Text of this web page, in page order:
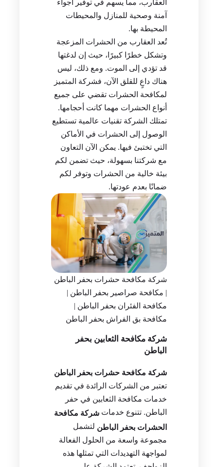
العقارب، مما يسهم في توفير أجواء
آمنة وصحية للمنازل والمحيطات
المحيطة بها.
تُعد العقارب من الحشرات المزعجة
وتشكل خطرًا كبيرًا، حيث إن لدغتها
قد تؤدي إلى الموت. ومع ذلك، ليس
هناك داعٍ للقلق الآن، فشركة المتميز
لمكافحة الحشرات تقضي على جميع
أنواع الحشرات مهما كانت أحجامها.
تمتلك الشركة تقنيات عالمية تستطيع
الوصول إلى الحشرات في الأماكن
التي تختبئ فيها. يمكن الآن التعاون
مع شركتنا بسهولة، حيث تضمن لكم
بيئة خالية من الحشرات وتوفر لكم
ضمانًا بعدم عودتها.
شركة مكافحة حشرات بحفر الباطن
| مكافحة صراصير بحفر الباطن |
مكافحة الفئران بحفر الباطن |
مكافحة بق الفراش بحفر الباطن
شركة مكافحة الثعابين بحفر
الباطن
شركة مكافحة حشرات بحفر الباطن
تعتبر من الشركات الرائدة في تقديم
خدمات مكافحة الثعابين في حفر
الباطن. تتنوع خدمات شركة مكافحة
الحشرات بحفر الباطن لتشمل
مجموعة واسعة من الحلول الفعالة
لمواجهة التهديدات التي تمثلها هذه